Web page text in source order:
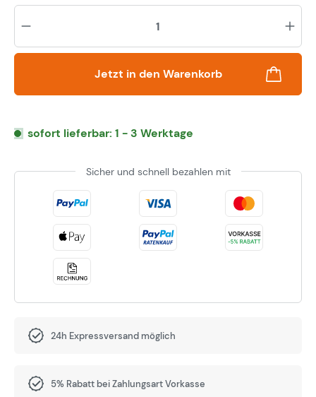
Jetzt in den Warenkorb
sofort lieferbar: 1 - 3 Werktage
Sicher und schnell bezahlen mit
24h Expressversand möglich
5% Rabatt bei Zahlungsart Vorkasse